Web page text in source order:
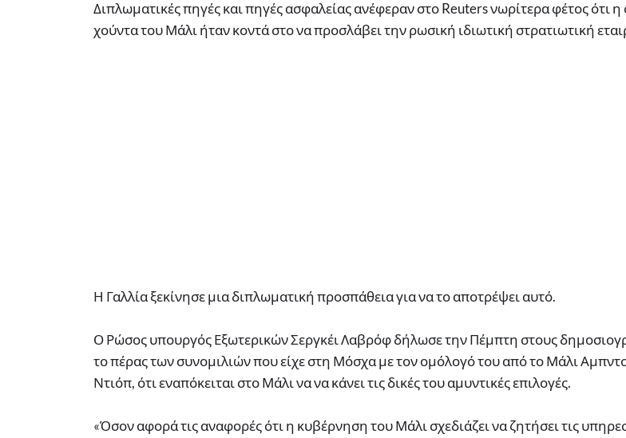
Διπλωματικές πηγές και πηγές ασφαλείας ανέφεραν στο Reuters νωρίτερα φέτος ότι η
χούντα του Μάλι ήταν κοντά στο να προσλάβει την ρωσική ιδιωτική στρατιωτική
Η Γαλλία ξεκίνησε μια διπλωματική προσπάθεια για να το αποτρέψει αυτό.
Ο Ρώσος υπουργός Εξωτερικών Σεργκέι Λαβρόφ δήλωσε την Πέμπτη στους
το πέρας των συνομιλιών που είχε στη Μόσχα με τον ομόλογό του από το Μάλι
Ντιόπ, ότι εναπόκειται στο Μάλι να να κάνει τις δικές του αμυντικές επιλογές.
«Όσον αφορά τις αναφορές ότι η κυβέρνηση του Μάλι σχεδιάζει να ζητήσει τις